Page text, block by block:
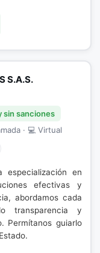
S.A.S.
sin sanciones
· 💻 Virtual
especialización en
efectivas y
abordamos cada
transparencia y
Permítanos guiarlo